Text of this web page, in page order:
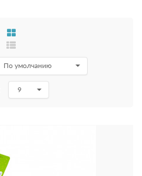
По умолчанию
9